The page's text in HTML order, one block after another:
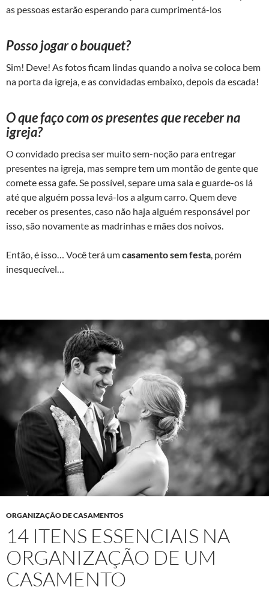
as pessoas estarão esperando para cumprimentá-los
Posso jogar o bouquet?
Sim! Deve! As fotos ficam lindas quando a noiva se coloca bem
na porta da igreja, e as convidadas embaixo, depois da escada!
O que faço com os presentes que receber na
igreja?
O convidado precisa ser muito sem-noção para entregar
presentes na igreja, mas sempre tem um montão de gente que
comete essa gafe. Se possível, separe uma sala e guarde-os lá
até que alguém possa levá-los a algum carro. Quem deve
receber os presentes, caso não haja alguém responsável por
isso, são novamente as madrinhas e mães dos noivos.
Então, é isso… Você terá umcasamento sem festa, porém
inesquecível…
ORGANIZAÇÃO DE CASAMENTOS
14 ITENS ESSENCIAIS NA
ORGANIZAÇÃO DE UM
CASAMENTO